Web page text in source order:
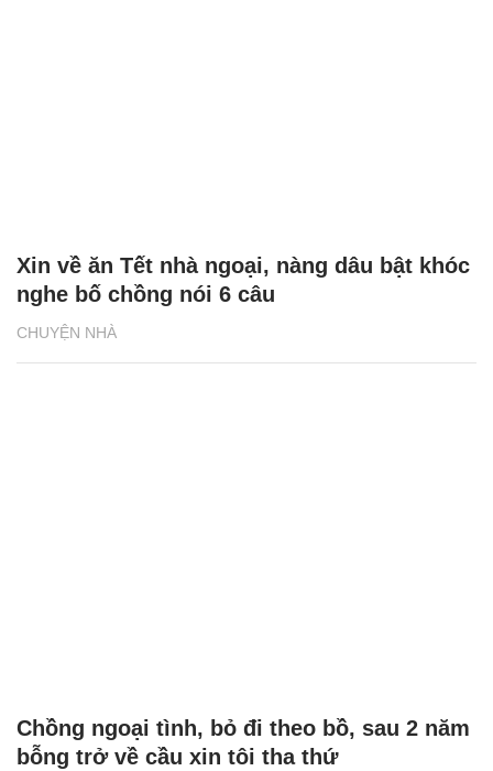
CHUYỆN NHÀ
Xin về ăn Tết nhà ngoại, nàng dâu bật khóc
nghe bố chồng nói 6 câu
Chồng ngoại tình, bỏ đi theo bồ, sau 2 năm
bỗng trở về cầu xin tôi tha thứ